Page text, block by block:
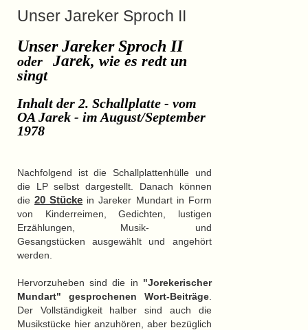
Unser Jareker Sproch II
Unser Jareker Sproch II
oder Jarek, wie es redt un
singt
Inhalt der 2. Schallplatte - vom
OA Jarek - im August/September
1978
Nachfolgend ist die Schallplattenhülle und
die LP selbst dargestellt. Danach können
die 20 Stücke in Jareker Mundart in Form
von Kinderreimen, Gedichten, lustigen
Erzählungen, Musik- und
Gesangstücken ausgewählt und angehört
werden.
Hervorzuheben sind die in "Jorekerischer
Mundart" gesprochenen Wort-Beiträge.
Der Vollständigkeit halber sind auch die
Musikstücke hier anzuhören, aber bezüglich